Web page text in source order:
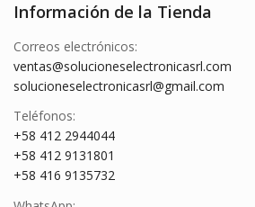
Información de la Tienda
Correos electrónicos:
ventas@solucioneselectronicasrl.com
solucioneselectronicasrl@gmail.com
Teléfonos:
+58 412 2944044
+58 412 9131801
+58 416 9135732